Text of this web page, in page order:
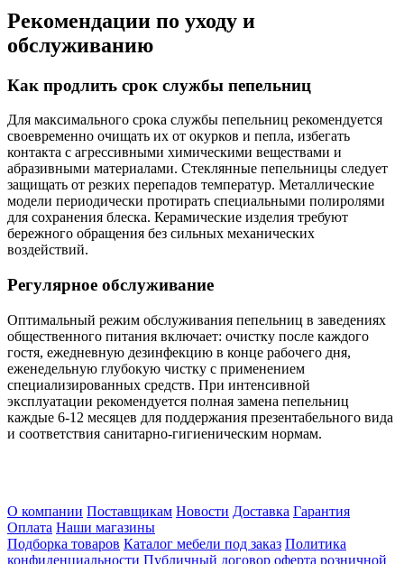
Рекомендации по уходу и
обслуживанию
Как продлить срок службы пепельниц
Для максимального срока службы пепельниц рекомендуется
своевременно очищать их от окурков и пепла, избегать
контакта с агрессивными химическими веществами и
абразивными материалами. Стеклянные пепельницы следует
защищать от резких перепадов температур. Металлические
модели периодически протирать специальными полиролями
для сохранения блеска. Керамические изделия требуют
бережного обращения без сильных механических
воздействий.
Регулярное обслуживание
Оптимальный режим обслуживания пепельниц в заведениях
общественного питания включает: очистку после каждого
гостя, ежедневную дезинфекцию в конце рабочего дня,
еженедельную глубокую чистку с применением
специализированных средств. При интенсивной
эксплуатации рекомендуется полная замена пепельниц
каждые 6-12 месяцев для поддержания презентабельного вида
и соответствия санитарно-гигиеническим нормам.
О компании Поставщикам Новости Доставка Гарантия
Оплата Наши магазины
Подборка товаров Каталог мебели под заказ Политика
конфиденциальности Публичный договор оферта розничной